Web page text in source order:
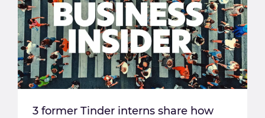
3 former Tinder interns share how